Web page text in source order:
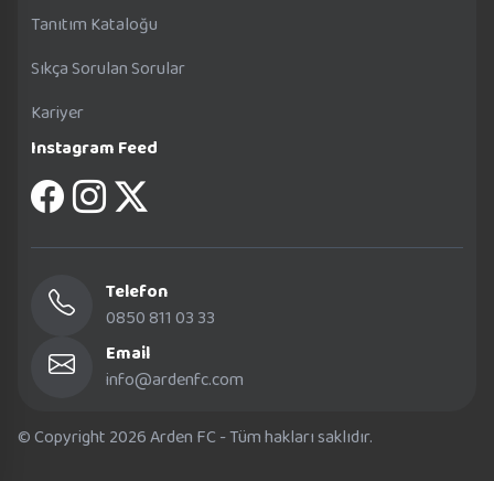
Tanıtım Kataloğu
Sıkça Sorulan Sorular
Kariyer
Instagram Feed
Telefon
0850 811 03 33
Email
info@ardenfc.com
© Copyright 2026 Arden FC - Tüm hakları saklıdır.